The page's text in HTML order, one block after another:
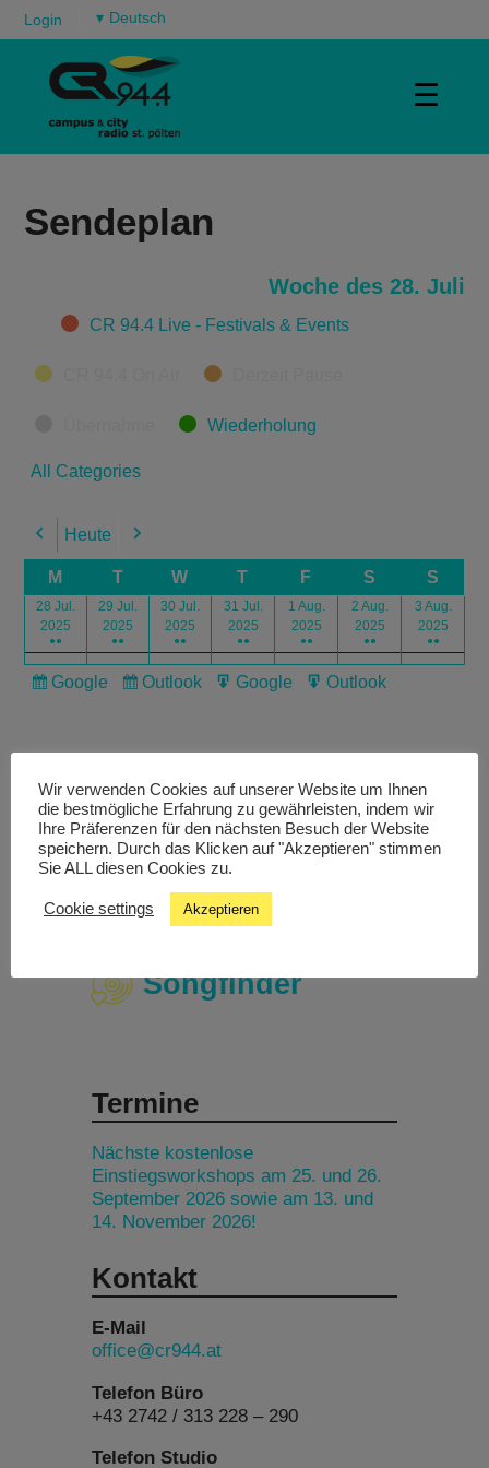
Login ▾
☰
Sendeplan
Woche des 28. Juli
CategoriesCR 94.4 Live - Festivals & Events
Wiederholung
All Categories
Previous
Heute Next
M T W T F S S
28 Jul.
2025
●●
29 Jul.
2025
●●
30 Jul.
2025
●●
31 Jul.
2025
●●
1 Aug.
2025
●●
2 Aug.
2025
●●
3 Aug.
2025
●●
Subscribe
Google
Subscribe
Outlook
Export
Google
Export
Outlook
Livestream
Studiochat
Songfinder
Termine
Nächste kostenlose
Einstiegsworkshops am 25. und 26.
September 2026 sowie am 13. und
14. November 2026!
Kontakt
E-Mail
office@cr944.at
Telefon Büro
+43 2742 / 313 228 – 290
Telefon Studio
Wir verwenden Cookies auf unserer Website um Ihnen
die bestmögliche Erfahrung zu gewährleisten, indem wir
Ihre Präferenzen für den nächsten Besuch der Website
speichern. Durch das Klicken auf "Akzeptieren" stimmen
Sie ALL diesen Cookies zu.
Cookie settings Akzeptieren